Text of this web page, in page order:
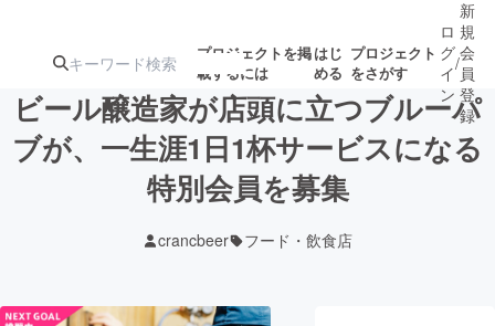
プロジェクトを掲
載するには
はじ
める
プロジェクト
をさがす
注目のリ 注目の新着プロ募集終了が近いプ
ロジェクト
ロ
グ
イ
ン
/
新
規
会
員
登
録
ビール醸造家が店頭に立つブルーパ
ブが、一生涯1日1杯サービスになる
特別会員を募集
crancbeer フード・飲食店